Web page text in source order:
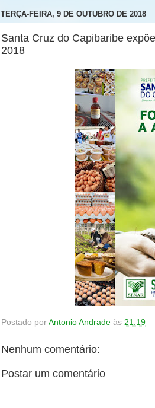
TERÇA-FEIRA, 9 DE OUTUBRO DE 2018
Santa Cruz do Capibaribe
2018
Postado por Antonio Andrade às 21:19
Nenhum comentário:
Postar um comentário